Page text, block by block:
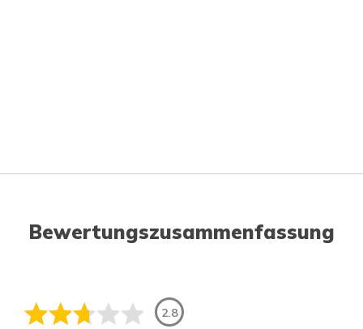
Bewertungszusammenfassung
2.8